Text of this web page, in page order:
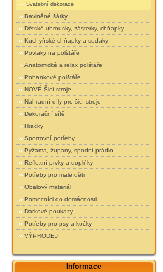
Svatební dekorace
Bavlněné šátky
Dětské ubrousky, zásterky, chňapky
Kuchyňské chňapky a sedáky
Povlaky na polštáře
Anatomické a relax polštáře
Pohankové polštáře
NOVÉ Šicí stroje
Náhradní díly pro šicí stroje
Dekorační sítě
Hračky
Sportovní potřeby
Pyžama, župany, spodní prádlo
Reflexní prvky a doplňky
Potřeby pro malé děti
Obalový materiál
Pomocníci do domácnosti
Dárkové poukazy
Potřeby pro psy a kočky
VÝPRODEJ
Informace